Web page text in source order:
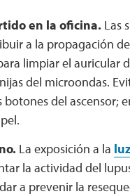
en la oficina. Las
a la propagación
limpiar el auricular
del microondas.
del ascensor;
La exposición a la
la actividad del
a prevenir la